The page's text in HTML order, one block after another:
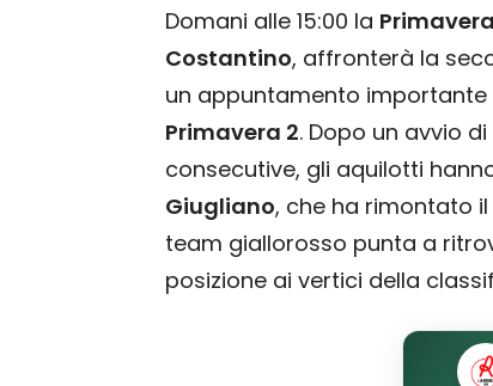
Domani alle 15:00 la
Costantino, affronterà la
un appuntamento importante
Primavera 2. Dopo un avvio
consecutive, gli aquilotti
Giugliano, che ha rimontato
team giallorosso punta a
posizione ai vertici della